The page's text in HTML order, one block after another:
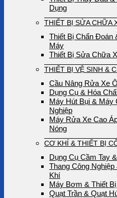
Dụng
THIẾT BỊ SỬA CHỮA
Thiết Bị Chẩn Đoán
Máy
Thiết Bị Sửa Chữa
THIẾT BỊ VỆ SINH &
Cầu Nâng Rửa Xe
Dụng Cụ & Hóa
Máy Hút Bụi & Máy
Nghiệp
Máy Rửa Xe Cao
Nóng
CƠ KHÍ & THIẾT BỊ
Dụng Cụ Cầm Tay
Thang Công
Khí
Máy Bơm & Thiết
Quạt Trần & Quạt